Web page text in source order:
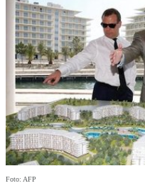
Foto: AFP